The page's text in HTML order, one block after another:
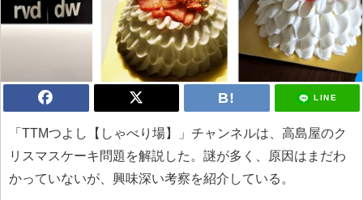
LINE
「TTMつよし【しゃべり場】」チャンネルは、高島屋のク
リスマスケーキ問題を解説した。謎が多く、原因はまだわ
かっていないが、興味深い考察を紹介している。